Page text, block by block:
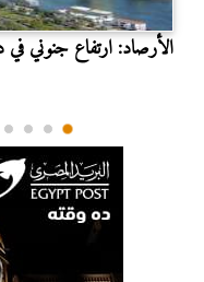
الأرصاد: ارتفاع جنوني في درجات